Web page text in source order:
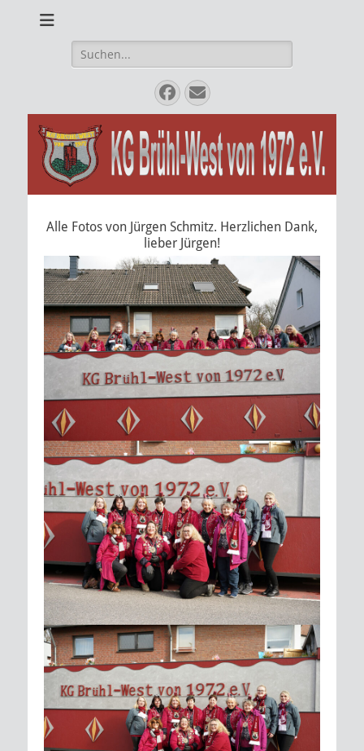
1972 e.V.
Suche
nach:
Facebook
E-
Mail
Alle Fotos von Jürgen Schmitz. Herzlichen Dank,
lieber Jürgen!